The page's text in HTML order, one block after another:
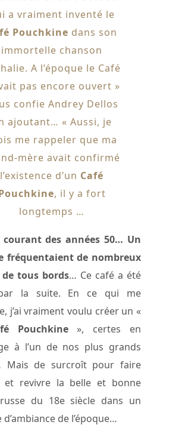
a vraiment inventé le
Pouchkine dans son
immortelle chanson
A l’époque le Café
pas encore ouvert »
confie Andrey Dellos
ajoutant… « Aussi, je
me rappeler que ma
mère avait confirmé
l’existence d’un Café
, il y a fort
longtemps …
courant des années 50… Un
fréquentaient de nombreux
tous bords… Ce café a été
la suite. En ce qui me
j’ai vraiment voulu créer un «
Pouchkine», certes en
à l’un de nos plus grands
Mais de surcroît pour faire
et revivre la belle et bonne
du 18e siècle dans un
de l’époque…